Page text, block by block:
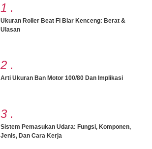
1 .
Ukuran Roller Beat FI Biar Kenceng: Berat &
Ulasan
2 .
Arti Ukuran Ban Motor 100/80 Dan Implikasi
3 .
Sistem Pemasukan Udara: Fungsi, Komponen,
Jenis, Dan Cara Kerja